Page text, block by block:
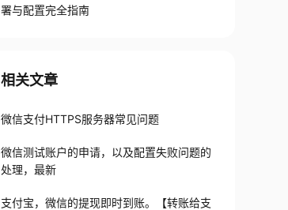
署与配置完全指南
相关文章
微信支付HTTPS服务器常见问题
微信测试账户的申请，以及配置失败问题的
处理，最新
支付宝，微信的提现即时到账。【转账给支